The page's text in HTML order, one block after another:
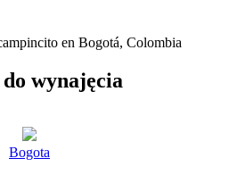
en Bogotá, Colombia
wynajęcia
Bogota